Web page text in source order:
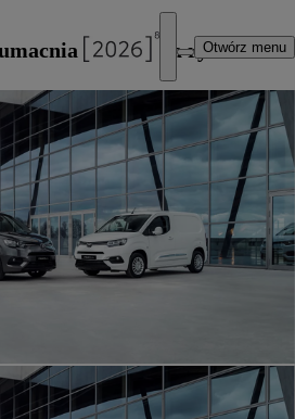
Otwórz menu
pozycję na rynku